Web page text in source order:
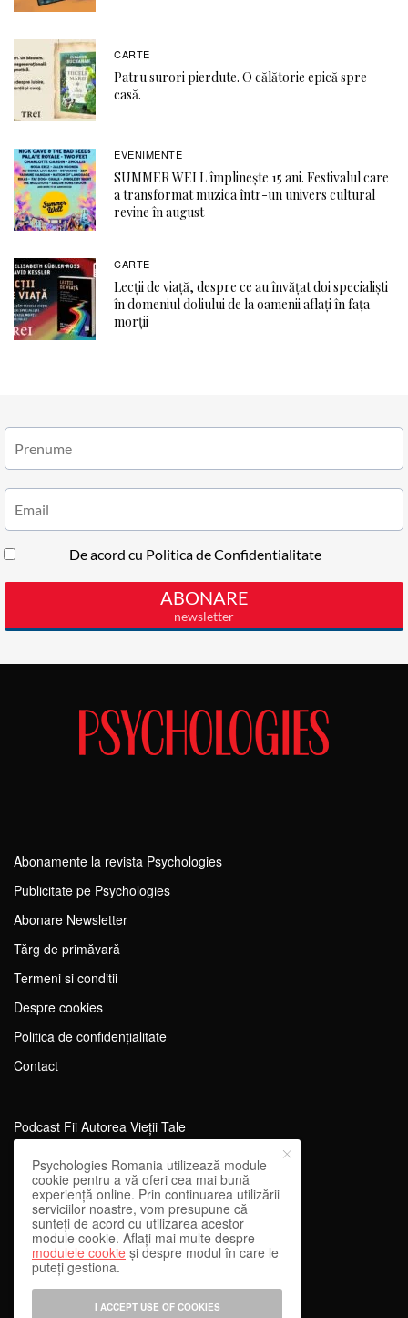
CARTE
Patru surori pierdute. O călătorie epică spre
casă.
EVENIMENTE
SUMMER WELL împlinește 15 ani. Festivalul care
a transformat muzica într-un univers cultural
revine în august
CARTE
Lecții de viață, despre ce au învățat doi specialiști
în domeniul doliului de la oamenii aflați în fața
morții
Abonamente la revista Psychologies
Publicitate pe Psychologies
Abonare Newsletter
Tărg de primăvară
Termeni si conditii
Despre cookies
Politica de confidențialitate
Contact
Podcast Fii Autorea Vieții Tale
Evenimente Fii Autoarea Vieții Tale!
SportEdu
Antrenament Mental pentru Sportivi
Learning Network
WEnough
Reward & Engage
Psychologies Romania utilizează module
cookie pentru a vă oferi cea mai bună
experiență online. Prin continuarea utilizării
serviciilor noastre, vom presupune că
sunteți de acord cu utilizarea acestor
module cookie. Aflați mai multe despre
modulele cookie și despre modul în care le
puteți gestiona.
I ACCEPT USE OF COOKIES